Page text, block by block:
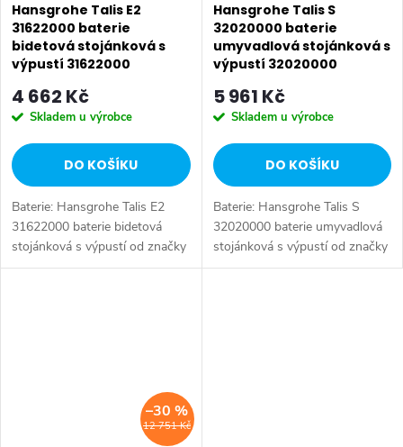
Hansgrohe Talis E2
31622000 baterie
bidetová stojánková s
výpustí 31622000
4 662 Kč
Skladem u výrobce
DO KOŠÍKU
Baterie: Hansgrohe Talis E2
31622000 baterie bidetová
stojánková s výpustí od značky
Hansgrohe. Série: Talis E2. Typ
Hansgrohe Talis S
32020000 baterie
umyvadlová stojánková s
výpustí 32020000
5 961 Kč
Skladem u výrobce
DO KOŠÍKU
Baterie: Hansgrohe Talis S
32020000 baterie umyvadlová
stojánková s výpustí od značky
Hansgrohe. Série: Talis S. Typ
12 751 Kč
–30 %